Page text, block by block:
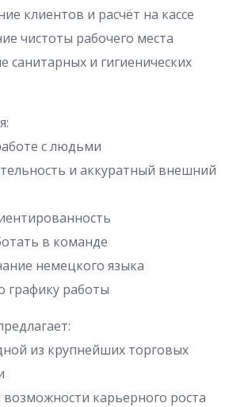
клиентов и расчёт на кассе
чистоты рабочего места
и гигиенических
с людьми
и аккуратный внешний
в команде
немецкого языка
графику работы
из крупнейших торговых
карьерного роста